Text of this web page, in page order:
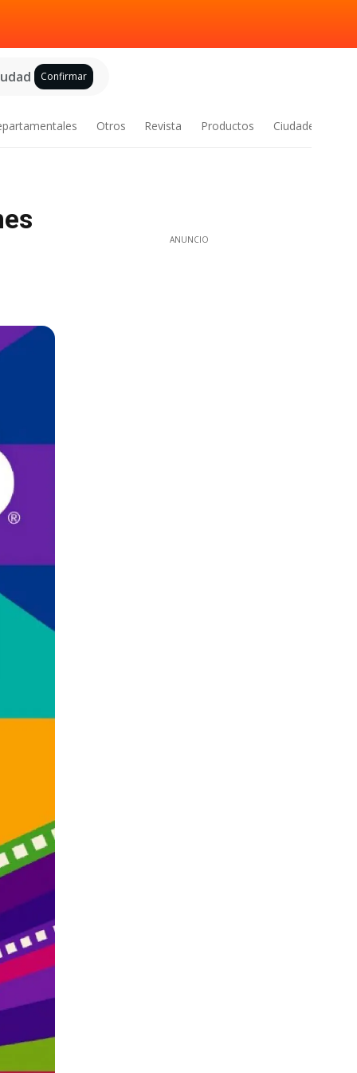
Confirmar
Otros Revista Productos Ciudades
ANUNCIO